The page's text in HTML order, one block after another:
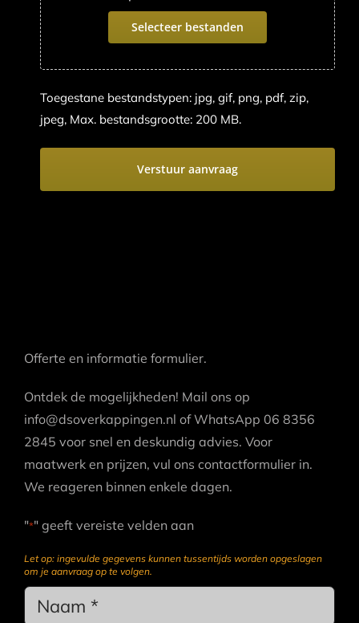
Selecteer bestanden
Toegestane bestandstypen: jpg, gif, png, pdf, zip,
jpeg, Max. bestandsgrootte: 200 MB.
Offerte en informatie formulier.
Ontdek de mogelijkheden! Mail ons op
info@dsoverkappingen.nl of WhatsApp 06 8356
2845 voor snel en deskundig advies. Voor
maatwerk en prijzen, vul ons contactformulier in.
We reageren binnen enkele dagen.
"*" geeft vereiste velden aan
Let op: ingevulde gegevens kunnen tussentijds worden opgeslagen
om je aanvraag op te volgen.
Name
*